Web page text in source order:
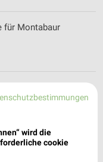
für Montabaur
für
wird die
cookie